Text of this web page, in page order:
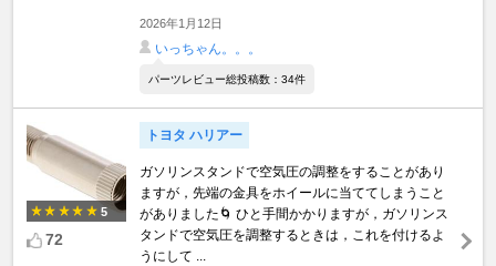
2026年1月12日
いっちゃん。。。
パーツレビュー総投稿数：34件
5
72
トヨタ ハリアー
ガソリンスタンドで空気圧の調整をすることがあり
ますが，先端の金具をホイールに当ててしまうこと
がありました🌀 ひと手間かかりますが，ガソリンス
タンドで空気圧を調整するときは，これを付けるよ
うにして ...